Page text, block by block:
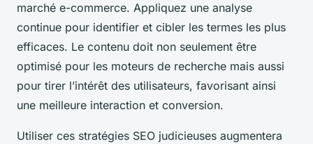
marché e-commerce. Appliquez une analyse
continue pour identifier et cibler les termes les plus
efficaces. Le contenu doit non seulement être
optimisé pour les moteurs de recherche mais aussi
pour tirer l’intérêt des utilisateurs, favorisant ainsi
une meilleure interaction et conversion.
Utiliser ces stratégies SEO judicieuses augmentera